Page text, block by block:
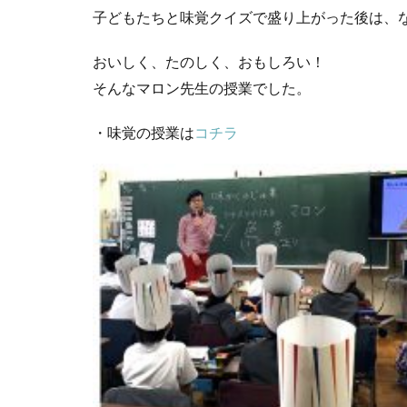
子どもたちと味覚クイズで盛り上がった後は
おいしく、たのしく、おもしろい！
そんなマロン先生の授業でした。
・味覚の授業はコチラ